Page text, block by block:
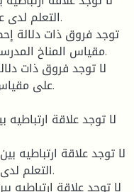
التعلم لدى
توجد فروق ذات دلالة
مقياس المناخ
لا توجد فروق ذات
على
التعلم